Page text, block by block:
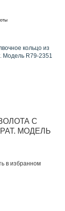
кольцо из
Модель R79-2351
С
МОДЕЛЬ
в избранном